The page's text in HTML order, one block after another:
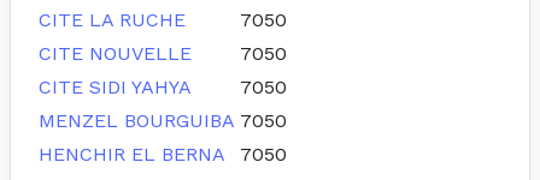
CITE LA RUCHE
7050
CITE NOUVELLE
7050
CITE SIDI YAHYA
7050
MENZEL BOURGUIBA 7050
HENCHIR EL BERNA
7050